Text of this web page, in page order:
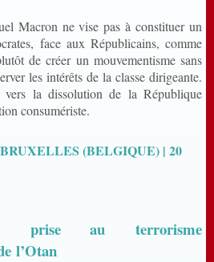
Macron ne vise pas à constituer un
face aux Républicains, comme
de créer un mouvementisme sans
les intérêts de la classe dirigeante.
la dissolution de la République
consumériste.
(BELGIQUE) | 20
prise au terrorisme
l’Otan